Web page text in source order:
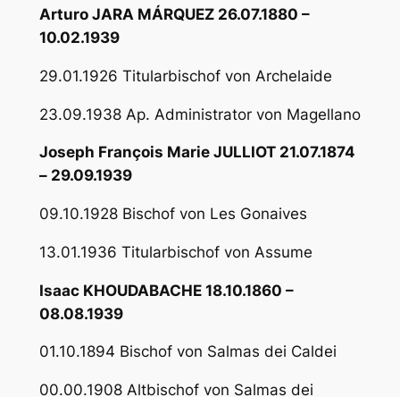
Arturo JARA MÁRQUEZ 26.07.1880 –
10.02.1939
29.01.1926 Titularbischof von Archelaide
23.09.1938 Ap. Administrator von Magellano
Joseph François Marie JULLIOT 21.07.1874
– 29.09.1939
09.10.1928 Bischof von Les Gonaives
13.01.1936 Titularbischof von Assume
Isaac KHOUDABACHE 18.10.1860 –
08.08.1939
01.10.1894 Bischof von Salmas dei Caldei
00.00.1908 Altbischof von Salmas dei